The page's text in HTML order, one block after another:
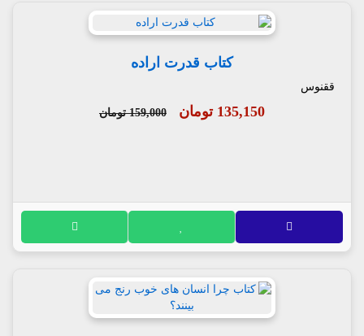
کتاب قدرت اراده
ققنوس
135,150 تومان 159,000 تومان